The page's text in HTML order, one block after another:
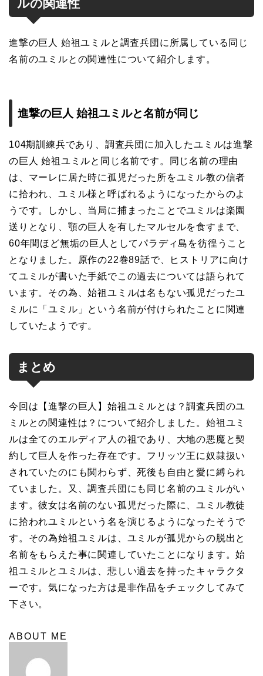
ルの関連性
進撃の巨人 始祖ユミルと調査兵団に所属している同じ
名前のユミルとの関連性について紹介します。
進撃の巨人 始祖ユミルと名前が同じ
104期訓練兵であり、調査兵団に加入したユミルは進撃
の巨人 始祖ユミルと同じ名前です。同じ名前の理由
は、マーレに居た時に孤児だった所をユミル教の信者
に拾われ、ユミル様と呼ばれるようになったからのよ
うです。しかし、当局に捕まったことでユミルは楽園
送りとなり、顎の巨人を有したマルセルを食すまで、
60年間ほど無垢の巨人としてパラディ島を彷徨うこと
となりました。原作の22巻89話で、ヒストリアに向け
てユミルが書いた手紙でこの過去については語られて
います。その為、始祖ユミルは名もない孤児だったユ
ミルに「ユミル」という名前が付けられたことに関連
していたようです。
まとめ
今回は【進撃の巨人】始祖ユミルとは？調査兵団のユ
ミルとの関連性は？について紹介しました。始祖ユミ
ルは全てのエルディア人の祖であり、大地の悪魔と契
約して巨人を作った存在です。フリッツ王に奴隷扱い
されていたのにも関わらず、死後も自由と愛に縛られ
ていました。又、調査兵団にも同じ名前のユミルがい
ます。彼女は名前のない孤児だった際に、ユミル教徒
に拾われユミルという名を演じるようになったそうで
す。その為始祖ユミルは、ユミルが孤児からの脱出と
名前をもらえた事に関連していたことになります。始
祖ユミルとユミルは、悲しい過去を持ったキャラクタ
ーです。気になった方は是非作品をチェックしてみて
下さい。
ABOUT ME